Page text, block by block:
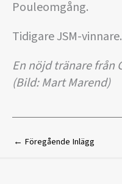
Pouleomgång.
Tidigare JSM-vinnare.
En nöjd tränare från
(Bild: Mart Marend)
← Föregående Inlägg